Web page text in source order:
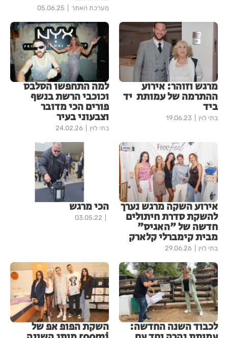
מערכת האתר 05.06.25
מרגש וזוהר: אירוע
ההתרמה של עמותת יד
ביד
בתי לוין 19.06.23
למה התחפשו הסלבס
וכוכבי הרשת בנשף
פורים הכי מדובר
וצבעוני בעיר
בתי לוין 24.02.26
אירוע השקה מרגש נערך
להשקת סדרת חיתולים
חדשה של "האגיס"
מבית קימברלי קלארק
בתי לוין 29.06.26
הכי מרגש
03.05.22
לכבוד השנה החדשה: השקת הפופ אפ של